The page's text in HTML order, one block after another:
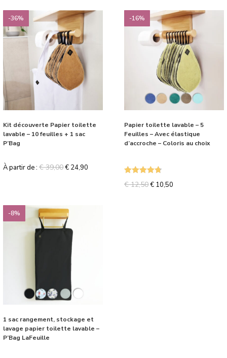
-36%
Kit découverte Papier toilette
lavable – 10 feuilles + 1 sac
P’Bag
À partir de :€39,00€ 24,90
-16%
Papier toilette lavable – 5
Feuilles – Avec élastique
d’accroche – Coloris au choix
€12,50€ 10,50
-8%
1 sac rangement, stockage et
lavage papier toilette lavable –
P’Bag LaFeuille